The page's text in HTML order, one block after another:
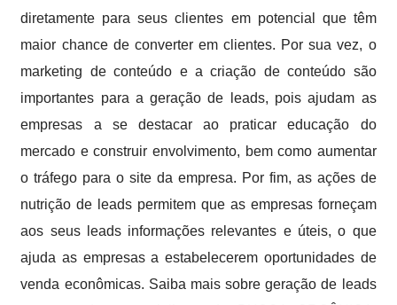
diretamente para seus clientes em potencial que têm
maior chance de converter em clientes. Por sua vez, o
marketing de conteúdo e a criação de conteúdo são
importantes para a geração de leads, pois ajudam as
empresas a se destacar ao praticar educação do
mercado e construir envolvimento, bem como aumentar
o tráfego para o site da empresa. Por fim, as ações de
nutrição de leads permitem que as empresas forneçam
aos seus leads informações relevantes e úteis, o que
ajuda as empresas a estabelecerem oportunidades de
venda econômicas. Saiba mais sobre geração de leads